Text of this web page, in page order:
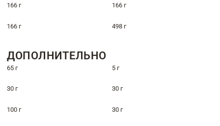
166 г 166 г
166 г 498 г
ДОПОЛНИТЕЛЬНО
65 г 5 г
30 г 30 г
100 г 30 г